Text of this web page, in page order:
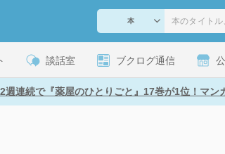
談話室 ブクログ通信
2週連続で『薬屋のひとりごと』17巻が1位！マン